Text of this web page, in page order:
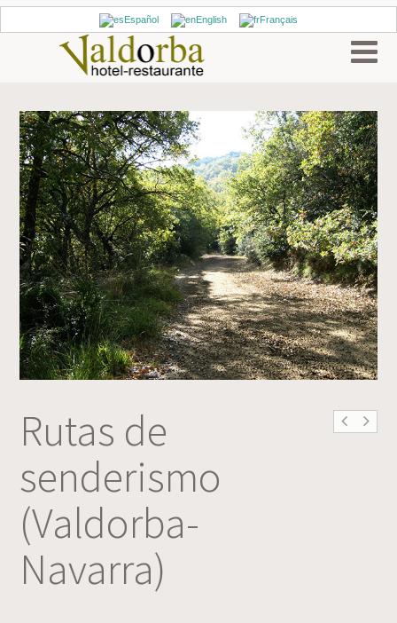
Español English Français
Rutas de
senderismo
(Valdorba-
Navarra)